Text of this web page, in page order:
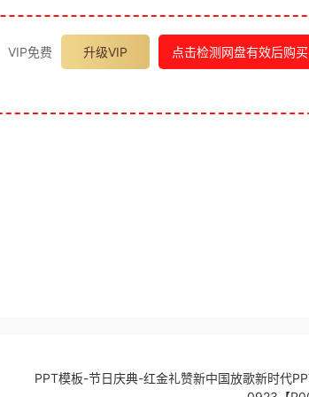
VIP免费 升级VIP 点击检测网盘有效后购买
PPT模板-节日庆典-红金礼赞新中国放歌新时代